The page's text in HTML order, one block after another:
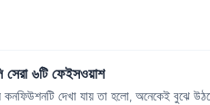
সেরা ৬টি ফেইসওয়াশ
কনফিউশনটি দেখা যায় তা হলো, অনেকেই বুঝে